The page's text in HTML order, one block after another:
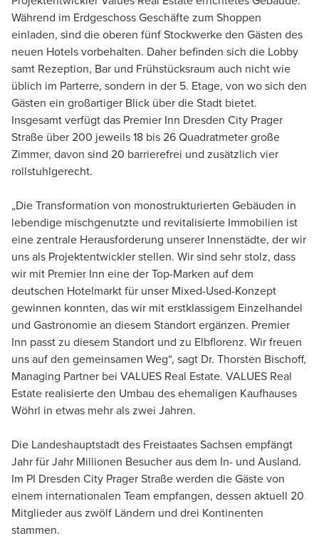
Während im Erdgeschoss Geschäfte zum Shoppen
einladen, sind die oberen fünf Stockwerke den Gästen des
neuen Hotels vorbehalten. Daher befinden sich die Lobby
samt Rezeption, Bar und Frühstücksraum auch nicht wie
üblich im Parterre, sondern in der 5. Etage, von wo sich den
Gästen ein großartiger Blick über die Stadt bietet.
Insgesamt verfügt das Premier Inn Dresden City Prager
Straße über 200 jeweils 18 bis 26 Quadratmeter große
Zimmer, davon sind 20 barrierefrei und zusätzlich vier
rollstuhlgerecht.
„Die Transformation von monostrukturierten Gebäuden in
lebendige mischgenutzte und revitalisierte Immobilien ist
eine zentrale Herausforderung unserer Innenstädte, der wir
uns als Projektentwickler stellen. Wir sind sehr stolz, dass
wir mit Premier Inn eine der Top-Marken auf dem
deutschen Hotelmarkt für unser Mixed-Used-Konzept
gewinnen konnten, das wir mit erstklassigem Einzelhandel
und Gastronomie an diesem Standort ergänzen. Premier
Inn passt zu diesem Standort und zu Elbflorenz. Wir freuen
uns auf den gemeinsamen Weg“, sagt Dr. Thorsten Bischoff,
Managing Partner bei VALUES Real Estate. VALUES Real
Estate realisierte den Umbau des ehemaligen Kaufhauses
Wöhrl in etwas mehr als zwei Jahren.
Die Landeshauptstadt des Freistaates Sachsen empfängt
Jahr für Jahr Millionen Besucher aus dem In- und Ausland.
Im PI Dresden City Prager Straße werden die Gäste von
einem internationalen Team empfangen, dessen aktuell 20
Mitglieder aus zwölf Ländern und drei Kontinenten
stammen.